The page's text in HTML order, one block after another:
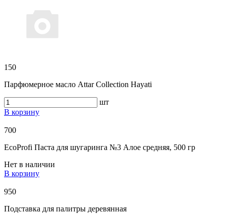
150
Парфюмерное масло Attar Collection Hayati
шт
В корзину
700
EcoProfi Паста для шугаринга №3 Алое средняя, 500 гр
Нет в наличии
В корзину
950
Подставка для палитры деревянная